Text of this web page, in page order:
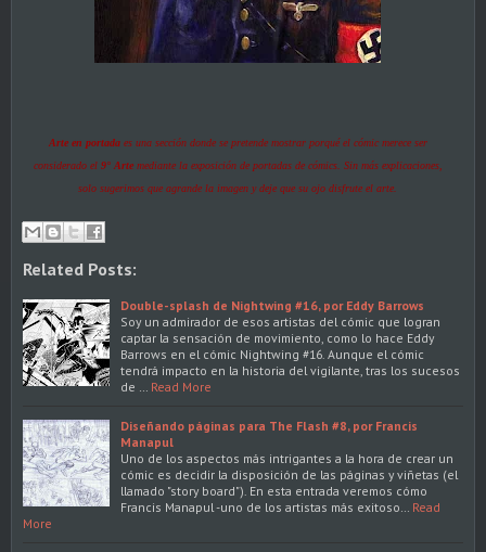
Arte en portadaes una sección donde se pretende mostrar porqué el cómic merece ser
considerado el9° Artemediante la exposición de portadas de cómics. Sin más explicaciones,
solo sugerimos que agrande la imagen y deje que su ojo disfrute el arte.
Related Posts:
Double-splash de Nightwing #16, por Eddy Barrows
Soy un admirador de esos artistas del cómic que logran
captar la sensación de movimiento, como lo hace Eddy
Barrows en el cómic Nightwing #16. Aunque el cómic
tendrá impacto en la historia del vigilante, tras los sucesos
de …
Read More
Diseñando páginas para The Flash #8, por Francis
Manapul
Uno de los aspectos más intrigantes a la hora de crear un
cómic es decidir la disposición de las páginas y viñetas (el
llamado "story board"). En esta entrada veremos cómo
Francis Manapul -uno de los artistas más exitoso…
Read
More